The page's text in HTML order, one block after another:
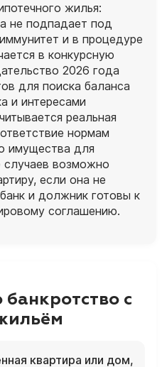
жилья:
не подпадает под
и в процедуре
в конкурсную
2026 года
для поиска баланса
и интересами
реальная
нормам
имущества для
случаев возможно
если она не
и должник готовы к
соглашению.
с
квартира или дом,